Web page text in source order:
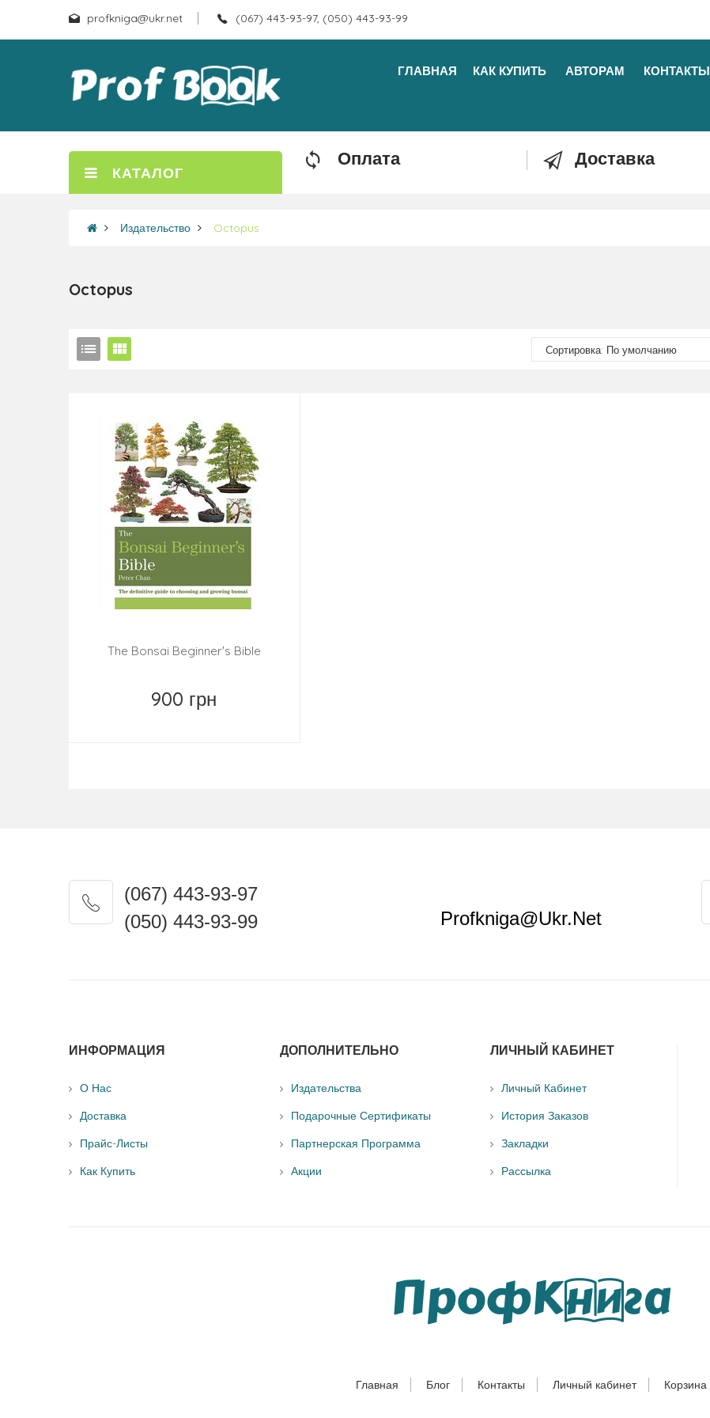
profkniga@ukr.net (067) 443-93-97, (050) 443-93-99
ГЛАВНАЯ КАК КУПИТЬ АВТОРАМ КОНТАКТЫ
КАТАЛОГ
Оплата Доставка
Издательство Octopus
Octopus
The Bonsai Beginner's Bible
900 грн
(067) 443-93-97
(050) 443-93-99
Profkniga@ukr.net
ИНФОРМАЦИЯ
О Нас
Доставка
Прайс-Листы
Как Купить
ДОПОЛНИТЕЛЬНО
Издательства
Подарочные Сертификаты
Партнерская Программа
Акции
ЛИЧНЫЙ КАБИНЕТ
Личный Кабинет
История Заказов
Закладки
Рассылка
Главная Блог Контакты Личный кабинет Корзина